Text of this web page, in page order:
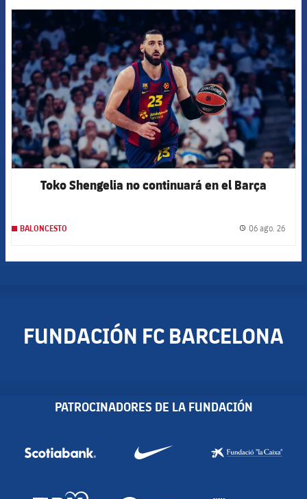
FCB Barcelona badge
Toko Shengelia no continuará en el Barça
BALONCESTO 06 ago. 26
FUNDACIÓN FC BARCELONA
PATROCINADORES DE LA FUNDACIÓN